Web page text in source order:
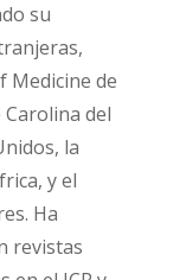
su
Medicine de
del
la
y el
Ha
revistas